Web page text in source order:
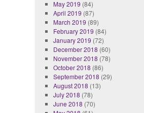
May 2019 (84)
April 2019 (87)
March 2019 (89)
February 2019 (84)
January 2019 (72)
December 2018 (60)
November 2018 (78)
October 2018 (86)
September 2018 (29)
August 2018 (13)
July 2018 (78)
June 2018 (70)